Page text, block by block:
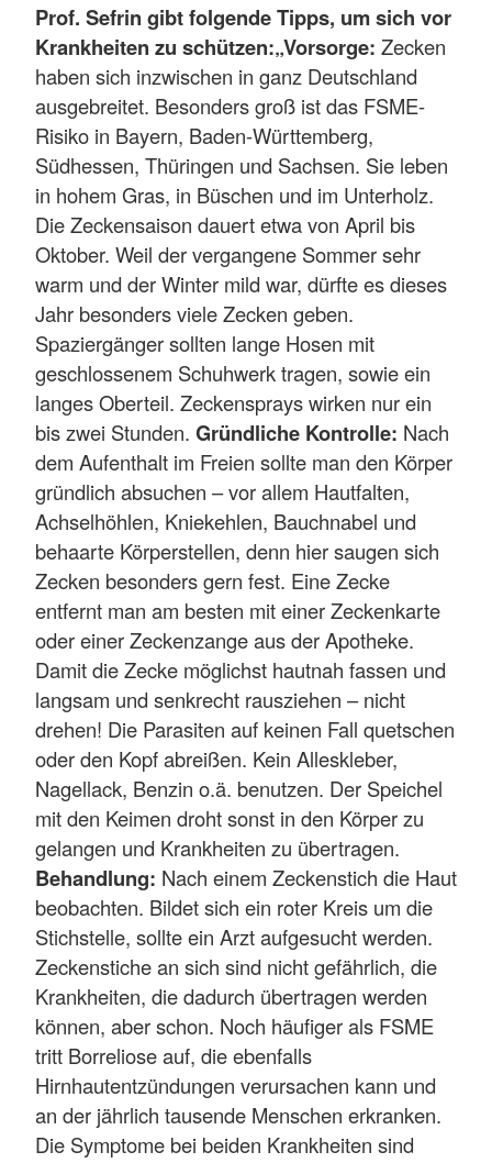
Prof. Sefrin gibt folgende Tipps, um sich vor
Krankheiten zu schützen:„Vorsorge: Zecken
haben sich inzwischen in ganz Deutschland
ausgebreitet. Besonders groß ist das FSME-
Risiko in Bayern, Baden-Württemberg,
Südhessen, Thüringen und Sachsen. Sie leben
in hohem Gras, in Büschen und im Unterholz.
Die Zeckensaison dauert etwa von April bis
Oktober. Weil der vergangene Sommer sehr
warm und der Winter mild war, dürfte es dieses
Jahr besonders viele Zecken geben.
Spaziergänger sollten lange Hosen mit
geschlossenem Schuhwerk tragen, sowie ein
langes Oberteil. Zeckensprays wirken nur ein
bis zwei Stunden. Gründliche Kontrolle: Nach
dem Aufenthalt im Freien sollte man den Körper
gründlich absuchen – vor allem Hautfalten,
Achselhöhlen, Kniekehlen, Bauchnabel und
behaarte Körperstellen, denn hier saugen sich
Zecken besonders gern fest. Eine Zecke
entfernt man am besten mit einer Zeckenkarte
oder einer Zeckenzange aus der Apotheke.
Damit die Zecke möglichst hautnah fassen und
langsam und senkrecht rausziehen – nicht
drehen! Die Parasiten auf keinen Fall quetschen
oder den Kopf abreißen. Kein Alleskleber,
Nagellack, Benzin o.ä. benutzen. Der Speichel
mit den Keimen droht sonst in den Körper zu
gelangen und Krankheiten zu übertragen.
Behandlung: Nach einem Zeckenstich die Haut
beobachten. Bildet sich ein roter Kreis um die
Stichstelle, sollte ein Arzt aufgesucht werden.
Zeckenstiche an sich sind nicht gefährlich, die
Krankheiten, die dadurch übertragen werden
können, aber schon. Noch häufiger als FSME
tritt Borreliose auf, die ebenfalls
Hirnhautentzündungen verursachen kann und
an der jährlich tausende Menschen erkranken.
Die Symptome bei beiden Krankheiten sind